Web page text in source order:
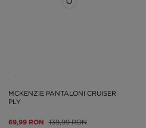
MCKENZIE PANTALONI CRUISER
PLY
69,99 RON 139,99 RON